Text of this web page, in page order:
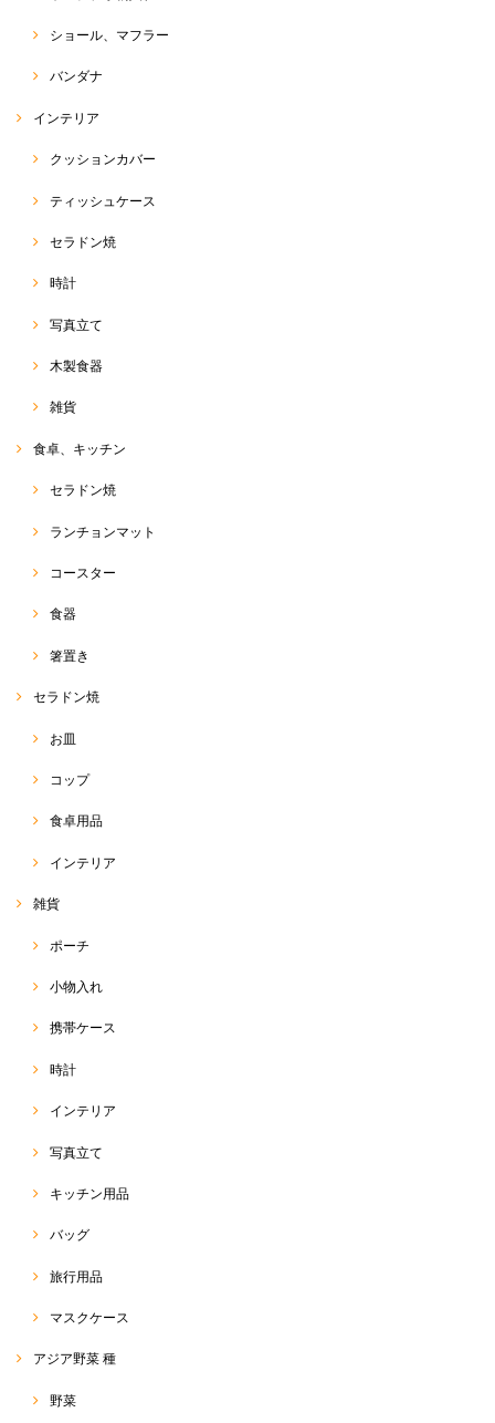
ショール、マフラー
バンダナ
インテリア
クッションカバー
ティッシュケース
セラドン焼
時計
写真立て
木製食器
雑貨
食卓、キッチン
セラドン焼
ランチョンマット
コースター
食器
箸置き
セラドン焼
お皿
コップ
食卓用品
インテリア
雑貨
ポーチ
小物入れ
携帯ケース
時計
インテリア
写真立て
キッチン用品
バッグ
旅行用品
マスクケース
アジア野菜 種
野菜